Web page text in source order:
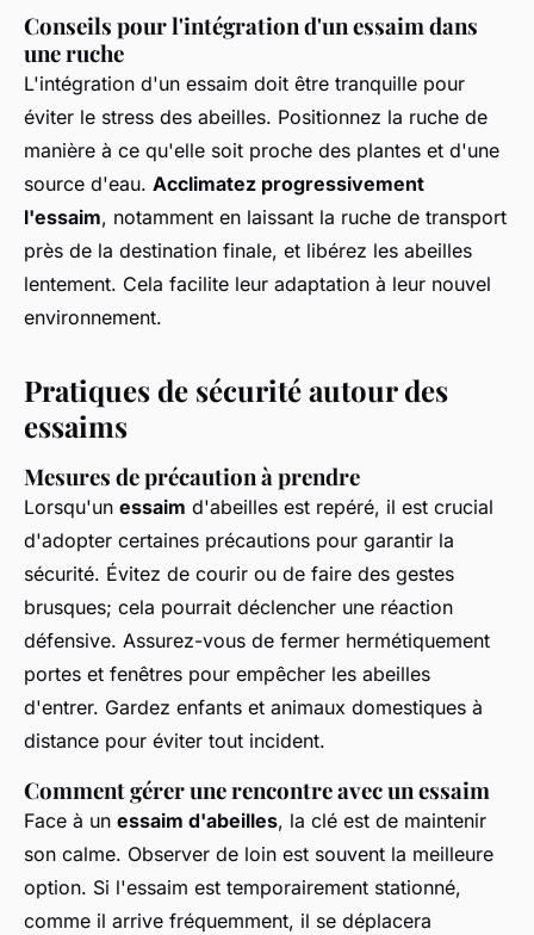
Conseils pour l'intégration d'un essaim dans
une ruche
L'intégration d'un essaim doit être tranquille pour
éviter le stress des abeilles. Positionnez la ruche de
manière à ce qu'elle soit proche des plantes et d'une
source d'eau. Acclimatez progressivement
l'essaim, notamment en laissant la ruche de transport
près de la destination finale, et libérez les abeilles
lentement. Cela facilite leur adaptation à leur nouvel
environnement.
Pratiques de sécurité autour des
essaims
Mesures de précaution à prendre
Lorsqu'un essaim d'abeilles est repéré, il est crucial
d'adopter certaines précautions pour garantir la
sécurité. Évitez de courir ou de faire des gestes
brusques; cela pourrait déclencher une réaction
défensive. Assurez-vous de fermer hermétiquement
portes et fenêtres pour empêcher les abeilles
d'entrer. Gardez enfants et animaux domestiques à
distance pour éviter tout incident.
Comment gérer une rencontre avec un essaim
Face à un essaim d'abeilles, la clé est de maintenir
son calme. Observer de loin est souvent la meilleure
option. Si l'essaim est temporairement stationné,
comme il arrive fréquemment, il se déplacera